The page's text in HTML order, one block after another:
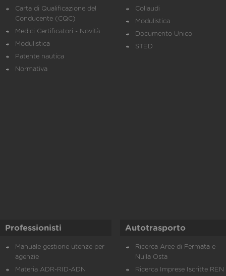
Carta di Qualificazione del
Conducente (CQC)
Medici Certificatori - Novità
Modulistica
Patente nautica
Normativa
Collaudi
Modulistica
Documento Unico
STED
Professionisti
Manuale gestione utenze per
agenzie
Materia ADR-RID-ADN
Autotrasporto
Ricerca Aree di Fermata e
Nulla Osta
Ricerca Imprese Iscritte REN